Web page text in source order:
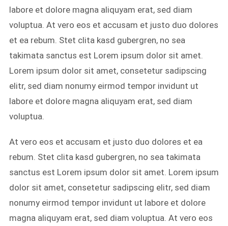
labore et dolore magna aliquyam erat, sed diam
voluptua. At vero eos et accusam et justo duo dolores
et ea rebum. Stet clita kasd gubergren, no sea
takimata sanctus est Lorem ipsum dolor sit amet.
Lorem ipsum dolor sit amet, consetetur sadipscing
elitr, sed diam nonumy eirmod tempor invidunt ut
labore et dolore magna aliquyam erat, sed diam
voluptua.
At vero eos et accusam et justo duo dolores et ea
rebum. Stet clita kasd gubergren, no sea takimata
sanctus est Lorem ipsum dolor sit amet. Lorem ipsum
dolor sit amet, consetetur sadipscing elitr, sed diam
nonumy eirmod tempor invidunt ut labore et dolore
magna aliquyam erat, sed diam voluptua. At vero eos